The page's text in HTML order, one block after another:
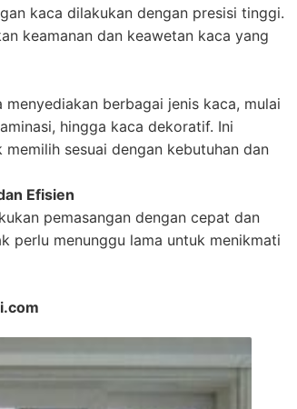
kaca dilakukan dengan presisi tinggi.
keamanan dan keawetan kaca yang
berbagai jenis kaca, mulai
hingga kaca dekoratif. Ini
sesuai dengan kebutuhan dan
Efisien
pemasangan dengan cepat dan
perlu menunggu lama untuk menikmati